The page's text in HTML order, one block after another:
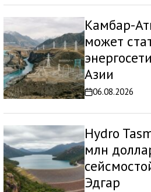
Камбар-
может
Азии
Дата
06.08.2026
Hydro
млн
Эдгар